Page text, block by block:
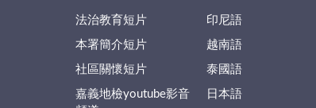
法治教育短片
本署簡介短片
社區關懷短片
嘉義地檢youtube影音
印尼語
越南語
泰國語
日本語